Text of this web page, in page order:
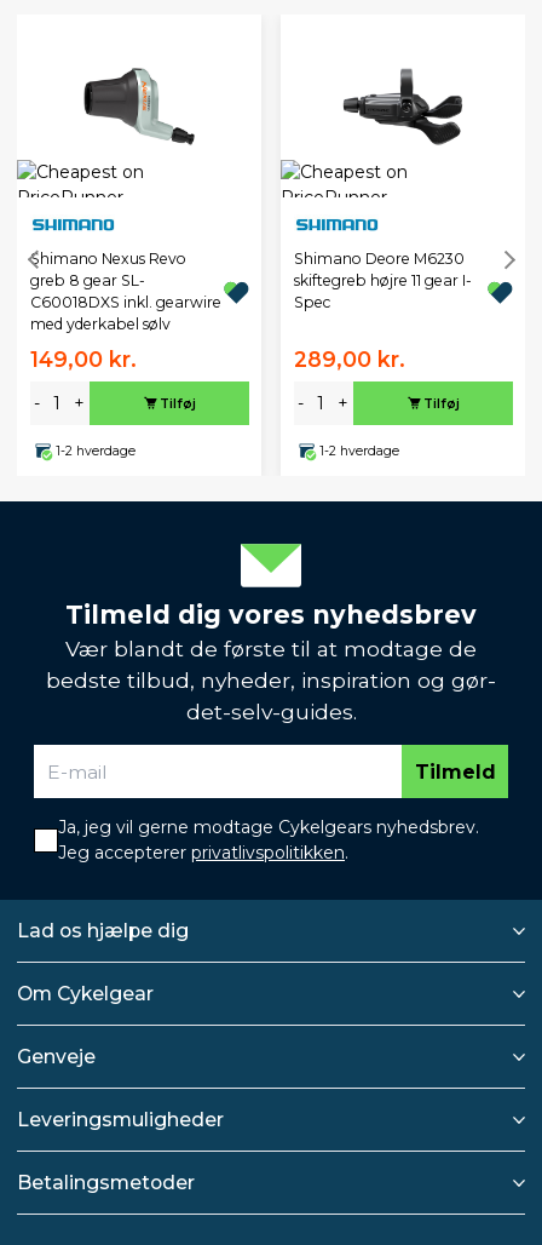
Shimano Nexus Revo
greb 8 gear SL-
C60018DXS inkl. gearwire
med yderkabel sølv
149,00 kr.
- + Tilføj
1-2 hverdage
Shimano Deore M6230
skiftegreb højre 11 gear I-
Spec
289,00 kr.
- + Tilføj
1-2 hverdage
Tilmeld dig vores nyhedsbrev
Vær blandt de første til at modtage de
bedste tilbud, nyheder, inspiration og gør-
det-selv-guides.
Tilmeld
Ja, jeg vil gerne modtage Cykelgears nyhedsbrev.
Jeg accepterer privatlivspolitikken.
Lad os hjælpe dig
Om Cykelgear
Genveje
Leveringsmuligheder
Betalingsmetoder